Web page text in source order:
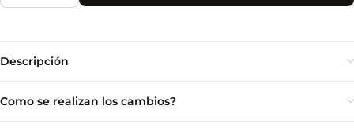
Descripción
Como se realizan los cambios?